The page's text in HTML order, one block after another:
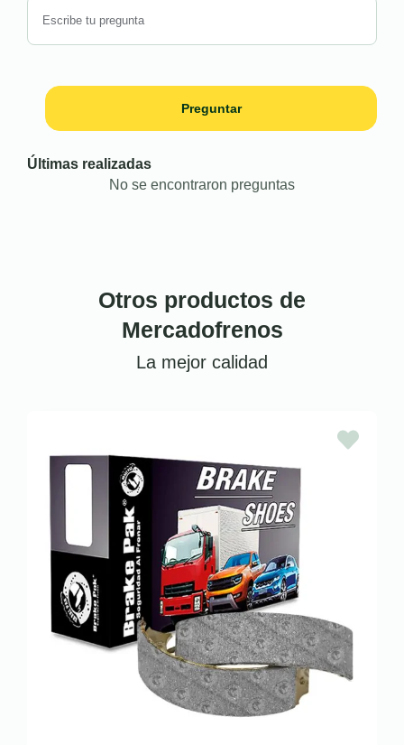
Preguntar
Últimas realizadas
No se encontraron preguntas
Otros productos de
Mercadofrenos
La mejor calidad